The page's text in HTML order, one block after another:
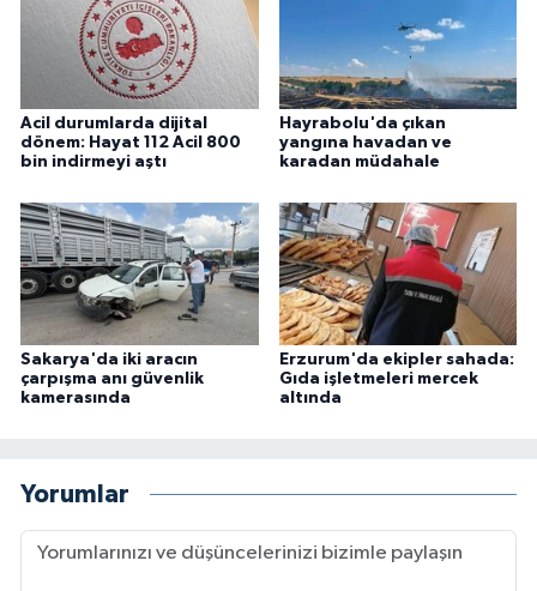
Acil durumlarda dijital
dönem: Hayat 112 Acil 800
bin indirmeyi aştı
Hayrabolu'da çıkan
yangına havadan ve
karadan müdahale
Sakarya'da iki aracın
çarpışma anı güvenlik
kamerasında
Erzurum'da ekipler sahada:
Gıda işletmeleri mercek
altında
Yorumlar